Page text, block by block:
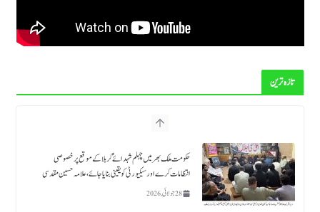
تازہ ترین
فتنہ الہندوستان و خوارج کے خلاف کامیابی کیلئے اہلِ قوم "دعائے اہل
الثغور” کی تلاوت کریں، سربراہ تحریکِ نفاذِ فقہِ جعفریہ علامہ آغا سید
حسین مقدسی